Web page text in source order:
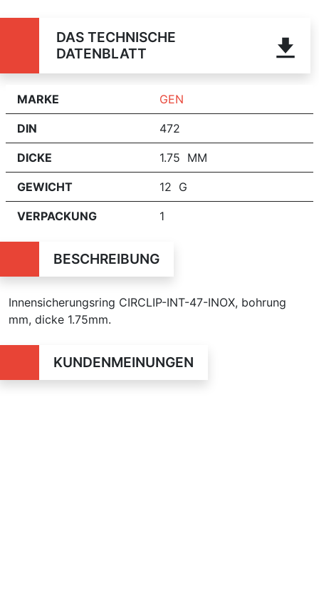
DAS TECHNISCHE
DATENBLATT
MARKE GEN
DIN 472
DICKE 1.75 MM
GEWICHT 12 G
VERPACKUNG 1
BESCHREIBUNG
Innensicherungsring CIRCLIP-INT-47-INOX, bohrung
mm, dicke 1.75mm.
KUNDENMEINUNGEN